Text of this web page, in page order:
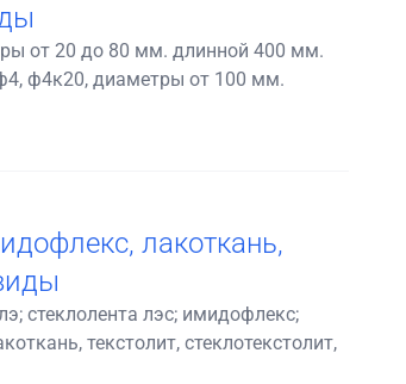
от 20 до 80 мм. длинной 400 мм.
ф4к20, диаметры от 100 мм.
лакоткань,
стеклолента лэс; имидофлекс;
текстолит, стеклотекстолит,